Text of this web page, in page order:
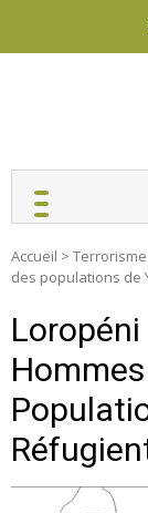
content
Accueil > Terrorisme
des populations de
Loropéni